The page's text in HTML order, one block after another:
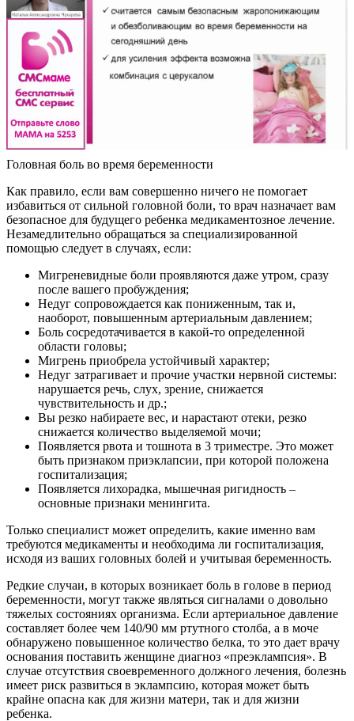
Головная боль во время беременности
Как правило, если вам совершенно ничего не помогает
избавиться от сильной головной боли, то врач назначает вам
безопасное для будущего ребенка медикаментозное лечение.
Незамедлительно обращаться за специализированной
помощью следует в случаях, если:
Мигреневидные боли проявляются даже утром, сразу
после вашего пробуждения;
Недуг сопровождается как пониженным, так и,
наоборот, повышенным артериальным давлением;
Боль сосредотачивается в какой-то определенной
области головы;
Мигрень приобрела устойчивый характер;
Недуг затрагивает и прочие участки нервной системы:
нарушается речь, слух, зрение, снижается
чувствительность и др.;
Вы резко набираете вес, и нарастают отеки, резко
снижается количество выделяемой мочи;
Появляется рвота и тошнота в 3 триместре. Это может
быть признаком приэклапсии, при которой положена
госпитализация;
Появляется лихорадка, мышечная ригидность –
основные признаки менингита.
Только специалист может определить, какие именно вам
требуются медикаменты и необходима ли госпитализация,
исходя из ваших головных болей и учитывая беременность.
Редкие случаи, в которых возникает боль в голове в период
беременности, могут также являться сигналами о довольно
тяжелых состояниях организма. Если артериальное давление
составляет более чем 140/90 мм ртутного столба, а в моче
обнаружено повышенное количество белка, то это дает врачу
основания поставить женщине диагноз «преэклампсия». В
случае отсутствия своевременного должного лечения, болезнь
имеет риск развиться в эклампсию, которая может быть
крайне опасна как для жизни матери, так и для жизни
ребенка.